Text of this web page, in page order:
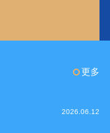
更多
2026.06.12